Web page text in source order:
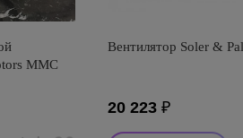
ММC
Вентилятор Soler &
20 223₽